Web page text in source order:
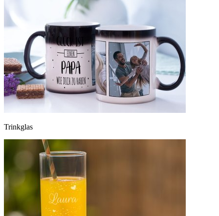
Trinkglas